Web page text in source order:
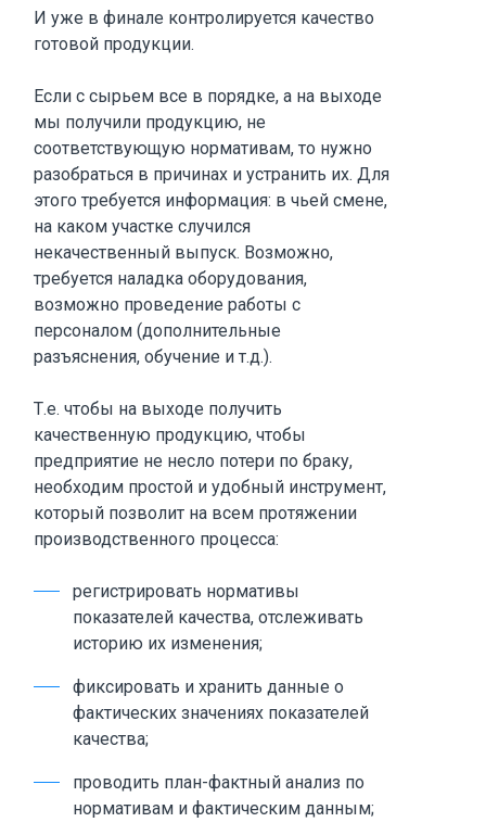
И уже в финале контролируется качество
готовой продукции.
Если с сырьем все в порядке, а на выходе
мы получили продукцию, не
соответствующую нормативам, то нужно
разобраться в причинах и устранить их. Для
этого требуется информация: в чьей смене,
на каком участке случился
некачественный выпуск. Возможно,
требуется наладка оборудования,
возможно проведение работы с
персоналом (дополнительные
разъяснения, обучение и т.д.).
Т.е. чтобы на выходе получить
качественную продукцию, чтобы
предприятие не несло потери по браку,
необходим простой и удобный инструмент,
который позволит на всем протяжении
производственного процесса:
регистрировать нормативы
показателей качества, отслеживать
историю их изменения;
фиксировать и хранить данные о
фактических значениях показателей
качества;
проводить план-фактный анализ по
нормативам и фактическим данным;